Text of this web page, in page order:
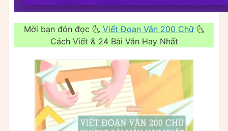
Mời bạn đón đọc 🌜 Viết Đoạn Văn 200 Chữ🌜
Cách Viết & 24 Bài Văn Hay Nhất